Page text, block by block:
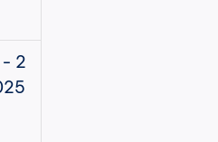
- 2